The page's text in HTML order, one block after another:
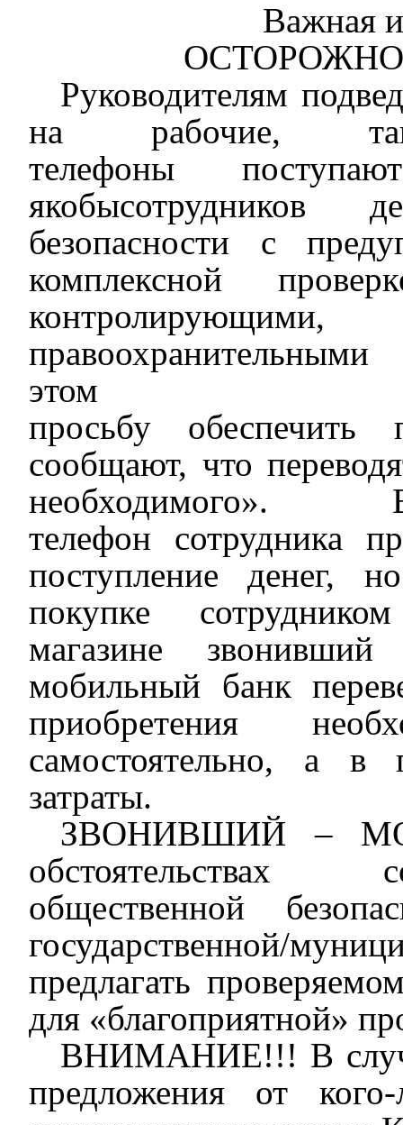
Важная
Руководителям
на рабочие,
телефоныпоступают
якобысотрудников
безопасности с
комплексной
контролирующими,
просьбу обеспечить
сообщают, что
необходимого».
телефон сотрудника
поступление денег, но
покупке сотрудником
магазине звонивший
мобильный банк
приобретения
самостоятельно, а в
затраты.
ЗВОНИВШИЙ–
обстоятельствах
общественной
государственной/
предлагать
для «благоприятной»
ВНИМАНИЕ!!! В
предложения от